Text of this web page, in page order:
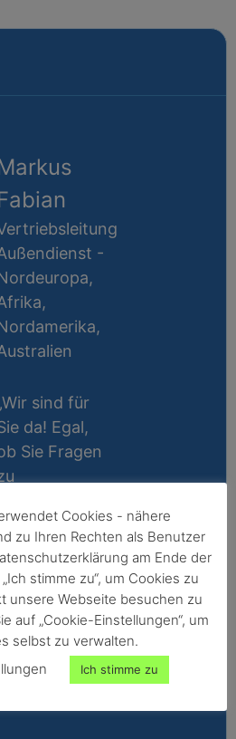
-
sind für
da! Egal,
Sie Fragen
oder
wir
gerne
Lifetime
Support
10 Jahre
Reparatur-
Cookies - nähere
zu Ihren Rechten als Benutzer
am Ende der
stimme zu“, um Cookies zu
unsere Webseite besuchen zu
auf „Cookie-Einstellungen“, um
selbst zu verwalten.
Ich stimme zu